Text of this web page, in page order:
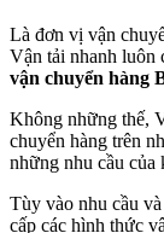
Là đơn vị vận
Vận tải nhanh luôn
vận chuyển hàng
Không những thế,
chuyển hàng trên
những nhu cầu của
Tùy vào nhu cầu
cấp các hình thức